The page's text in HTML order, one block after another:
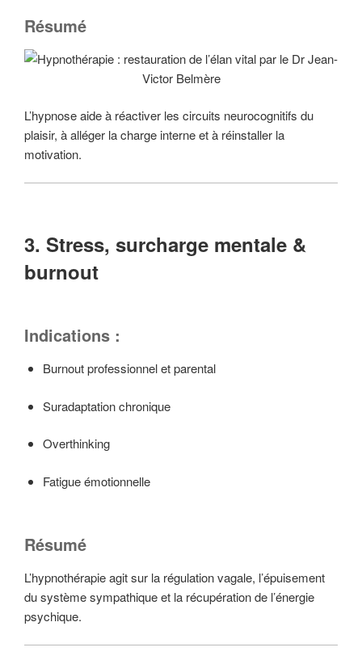
Résumé
L’hypnose aide à réactiver les circuits neurocognitifs du
plaisir, à alléger la charge interne et à réinstaller la
motivation.
3. Stress, surcharge mentale &
burnout
Indications :
Burnout professionnel et parental
Suradaptation chronique
Overthinking
Fatigue émotionnelle
Résumé
L’hypnothérapie agit sur la régulation vagale, l’épuisement
du système sympathique et la récupération de l’énergie
psychique.